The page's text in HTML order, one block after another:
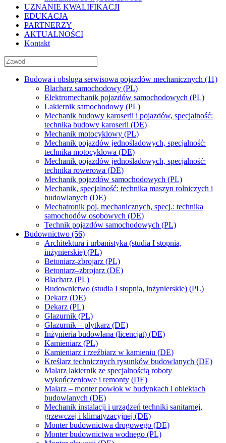
UZNANIE KWALIFIKACJI
EDUKACJA
PARTNERZY
AKTUALNOŚCI
Kontakt
Budowa i obsługa serwisowa pojazdów mechanicznych (11)
Blacharz samochodowy (PL)
Elektromechanik pojazdów samochodowych (PL)
Lakiernik samochodowy (PL)
Mechanik budowy karoserii i pojazdów, specjalność:
technika budowy karoserii (DE)
Mechanik motocyklowy (PL)
Mechanik pojazdów jednośladowych, specjalność:
technika motocyklowa (DE)
Mechanik pojazdów jednośladowych, specjalność:
technika rowerowa (DE)
Mechanik pojazdów samochodowych (PL)
Mechanik, specjalność: technika maszyn rolniczych i
budowlanych (DE)
Mechatronik poj. mechanicznych, specj.: technika
samochodów osobowych (DE)
Technik pojazdów samochodowych (PL)
Budownictwo (56)
Architektura i urbanistyka (studia I stopnia,
inżynierskie) (PL)
Betoniarz-zbrojarz (PL)
Betoniarz–zbrojarz (DE)
Blacharz (PL)
Budownictwo (studia I stopnia, inżynierskie) (PL)
Dekarz (DE)
Dekarz (PL)
Glazurnik (PL)
Glazurnik – płytkarz (DE)
Inżynieria budowlana (licencjat) (DE)
Kamieniarz (PL)
Kamieniarz i rzeźbiarz w kamieniu (DE)
Kreślarz technicznych rysunków budowlanych (DE)
Malarz lakiernik ze specjalnością roboty
wykończeniowe i remonty (DE)
Malarz – monter powłok w budynkach i obiektach
budowlanych (DE)
Mechanik instalacji i urządzeń techniki sanitarnej,
grzewczej i klimatyzacyjnej (DE)
Monter budownictwa drogowego (DE)
Monter budownictwa wodnego (PL)